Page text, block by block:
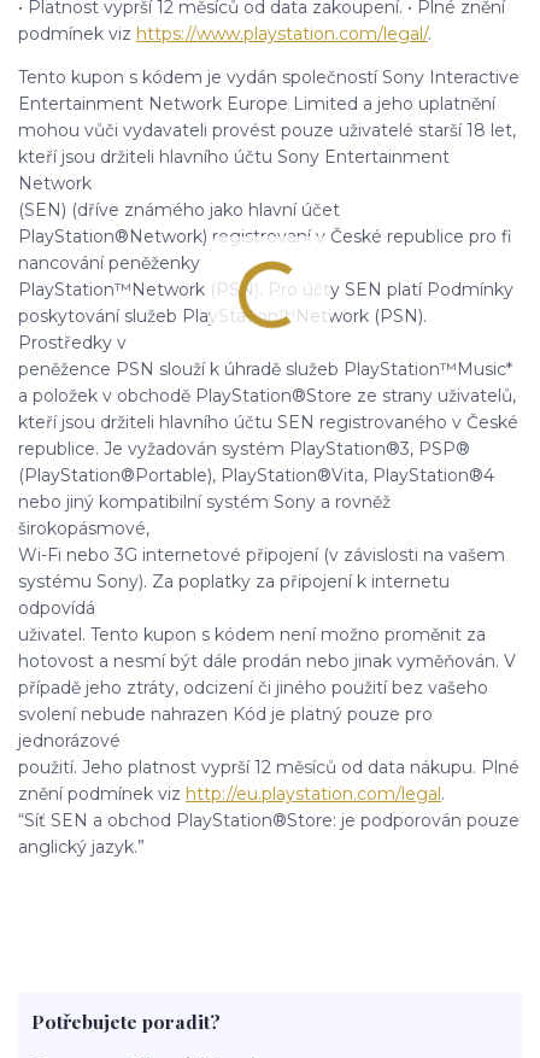
• Platnost vyprší 12 měsíců od data zakoupení. • Plné znění
podmínek viz https://www.playstation.com/legal/.
Tento kupon s kódem je vydán společností Sony Interactive
Entertainment Network Europe Limited a jeho uplatnění
mohou vůči vydavateli provést pouze uživatelé starší 18 let,
kteří jsou držiteli hlavního účtu Sony Entertainment
Network
(SEN) (dříve známého jako hlavní účet
PlayStation®Network) registrovaní v České republice pro fi
nancování peněženky
PlayStation™Network (PSN). Pro účty SEN platí Podmínky
poskytování služeb PlayStation™Network (PSN).
Prostředky v
peněžence PSN slouží k úhradě služeb PlayStation™Music*
a položek v obchodě PlayStation®Store ze strany uživatelů,
kteří jsou držiteli hlavního účtu SEN registrovaného v České
republice. Je vyžadován systém PlayStation®3, PSP®
(PlayStation®Portable), PlayStation®Vita, PlayStation®4
nebo jiný kompatibilní systém Sony a rovněž
širokopásmové,
Wi-Fi nebo 3G internetové připojení (v závislosti na vašem
systému Sony). Za poplatky za připojení k internetu
odpovídá
uživatel. Tento kupon s kódem není možno proměnit za
hotovost a nesmí být dále prodán nebo jinak vyměňován. V
případě jeho ztráty, odcizení či jiného použití bez vašeho
svolení nebude nahrazen Kód je platný pouze pro
jednorázové
použití. Jeho platnost vyprší 12 měsíců od data nákupu. Plné
znění podmínek viz http://eu.playstation.com/legal.
“Síť SEN a obchod PlayStation®Store: je podporován pouze
anglický jazyk.”
Potřebujete poradit?